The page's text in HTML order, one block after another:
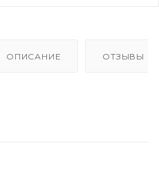
ОПИСАНИЕ ОТЗЫВЫ